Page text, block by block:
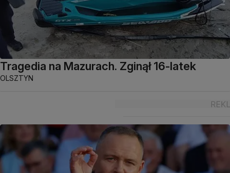
Tragedia na Mazurach. Zginął 16-latek
OLSZTYN